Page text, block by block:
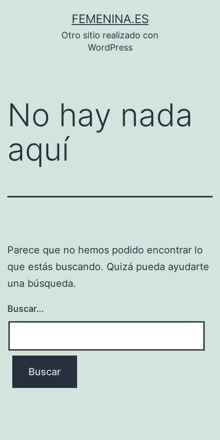
FEMENINA.ES
Otro sitio realizado con
WordPress
No hay nada
aquí
Parece que no hemos podido encontrar lo
que estás buscando. Quizá pueda ayudarte
una búsqueda.
Buscar...